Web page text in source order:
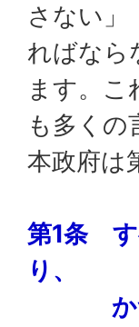
さない」
ればなら
ます。
も多くの
本政府は
第1条 す
り、
かつ、